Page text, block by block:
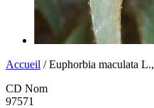
Accueil / Euphorbia maculata
CD Nom
97571